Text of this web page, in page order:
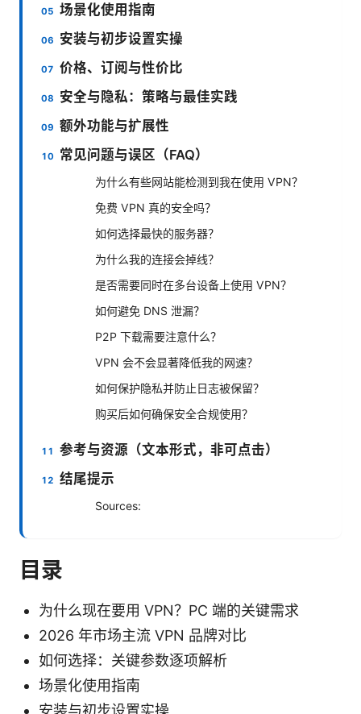
场景化使用指南
安装与初步设置实操
价格、订阅与性价比
安全与隐私：策略与最佳实践
额外功能与扩展性
常见问题与误区（FAQ）
为什么有些网站能检测到我在使用 VPN？
免费 VPN 真的安全吗？
如何选择最快的服务器？
为什么我的连接会掉线？
是否需要同时在多台设备上使用 VPN？
如何避免 DNS 泄漏？
P2P 下载需要注意什么？
VPN 会不会显著降低我的网速？
如何保护隐私并防止日志被保留？
购买后如何确保安全合规使用？
参考与资源（文本形式，非可点击）
结尾提示
Sources:
目录
为什么现在要用 VPN？PC 端的关键需求
2026 年市场主流 VPN 品牌对比
如何选择：关键参数逐项解析
场景化使用指南
安装与初步设置实操